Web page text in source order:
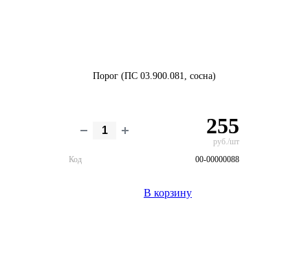
Порог (ПС 03.900.081, сосна)
255
руб./шт
Код
00-00000088
В корзину